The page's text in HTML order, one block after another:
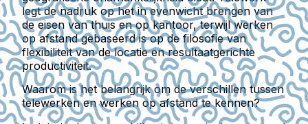
legt de nadruk op het in evenwicht brengen van
de eisen van thuis en op kantoor, terwijl werken
op afstand gebaseerd is op de filosofie van
flexibiliteit van de locatie en resultaatgerichte
productiviteit.
Waarom is het belangrijk om de verschillen tussen
telewerken en werken op afstand te kennen?